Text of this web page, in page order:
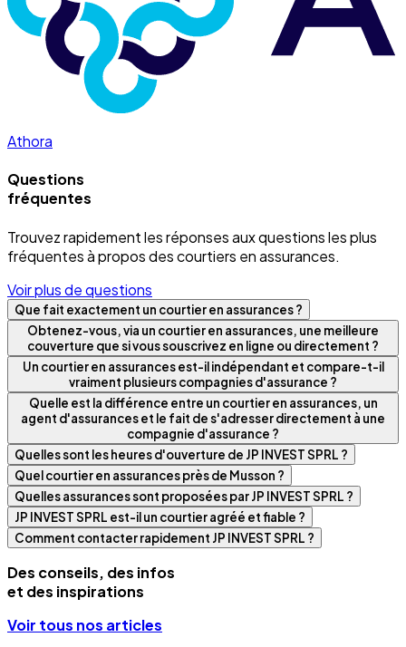
Athora
Questions
fréquentes
Trouvez rapidement les réponses aux questions les plus
fréquentes à propos des courtiers en assurances.
Voir plus de questions
Que fait exactement un courtier en assurances ?
Obtenez-vous, via un courtier en assurances, une meilleure
couverture que si vous souscrivez en ligne ou directement ?
Un courtier en assurances est-il indépendant et compare-t-il
vraiment plusieurs compagnies d'assurance ?
Quelle est la différence entre un courtier en assurances, un
agent d'assurances et le fait de s'adresser directement à une
compagnie d'assurance ?
Quelles sont les heures d'ouverture de JP INVEST SPRL ?
Quel courtier en assurances près de Musson ?
Quelles assurances sont proposées par JP INVEST SPRL ?
JP INVEST SPRL est-il un courtier agréé et fiable ?
Comment contacter rapidement JP INVEST SPRL ?
Des conseils, des infos
et des inspirations
Voir tous nos articles